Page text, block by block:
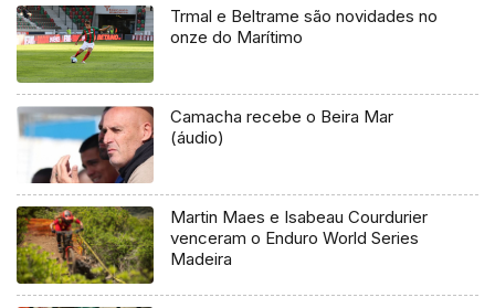
Trmal e Beltrame são novidades no
onze do Marítimo
Camacha recebe o Beira Mar
(áudio)
Martin Maes e Isabeau Courdurier
venceram o Enduro World Series
Madeira